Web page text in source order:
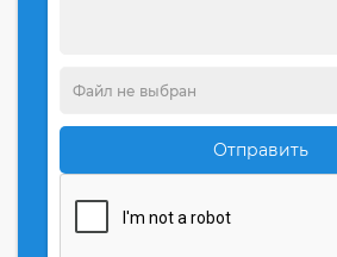
Отправить